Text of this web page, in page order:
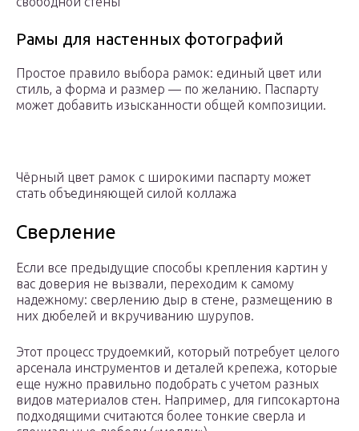
Рамы для настенных фотографий
Простое правило выбора рамок: единый цвет или
стиль, а форма и размер — по желанию. Паспарту
может добавить изысканности общей композиции.
Чёрный цвет рамок с широкими паспарту может
стать объединяющей силой коллажа
Сверление
Если все предыдущие способы крепления картин у
вас доверия не вызвали, переходим к самому
надежному: сверлению дыр в стене, размещению в
них дюбелей и вкручиванию шурупов.
Этот процесс трудоемкий, который потребует целого
арсенала инструментов и деталей крепежа, которые
еще нужно правильно подобрать с учетом разных
видов материалов стен. Например, для гипсокартона
подходящими считаются более тонкие сверла и